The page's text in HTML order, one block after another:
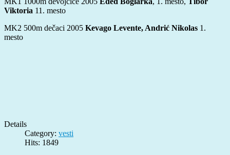
Viktoria 11. mesto
MK2 500m dečaci 2005 Kevago Levente, Andrić Nikolas 1.
mesto
Details
Category: vesti
Hits: 1849